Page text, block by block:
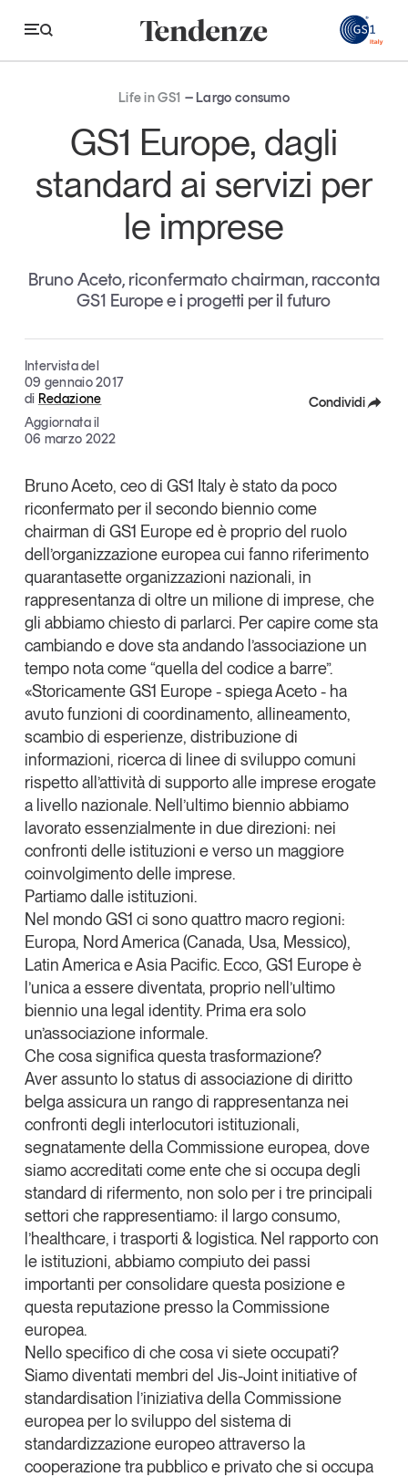
Tendenze
Economia e consumi
Innovazione
Retail e brand
Sostenibilità
Grandi temi
Magazine
Articoli
Dossier
Il Numero
Interviste
Comunicati stampa
Video
Podcast
Eventi e formazione
Tutti gli appuntamenti
Chi siamo
Newsletter
Contatti
Tendenze Journal
La nostra newsletter nella tua email
Iscriviti
Un anno di
Tendenze2026
Leggi il magazine
Tendenze è il magazine di GS1 Italy che racconta in
modo indipendente il cambiamento e le sfide del largo
consumo e dell’economia a professionisti e
consumatori
GS1 Italy GS1 Italy GS1 Italy
Tendenze
Life in GS1 Largo consumo
GS1 Europe, dagli
standard ai servizi per
le imprese
Bruno Aceto, riconfermato chairman, racconta
GS1 Europe e i progetti per il futuro
Intervista del
09 gennaio 2017
di Redazione
Aggiornata il
06 marzo 2022
Condividi
Linkedin
Copia Link
Bruno Aceto, ceo di GS1 Italyè stato da poco
riconfermato per il secondo biennio come
chairman di GS1 Europe ed è proprio del ruolo
dell’organizzazione europea cui fanno riferimento
quarantasette organizzazioni nazionali, in
rappresentanza di oltre un milione di imprese, che
gli abbiamo chiesto di parlarci. Per capire come sta
cambiando e dove sta andando l’associazione un
tempo nota come “quella del codice a barre”.
«StoricamenteGS1 Europe- spiega Aceto - ha
avuto funzioni di coordinamento, allineamento,
scambio di esperienze, distribuzione di
informazioni, ricerca di linee di sviluppo comuni
rispetto all’attività di supporto alle imprese erogate
a livello nazionale. Nell’ultimo biennio abbiamo
lavorato essenzialmente in due direzioni: nei
confronti delle istituzioni e verso un maggiore
coinvolgimento delle imprese.
Partiamo dalle istituzioni.
Nel mondo GS1 ci sono quattro macro regioni:
Europa, Nord America (Canada, Usa, Messico),
Latin America e Asia Pacific. Ecco, GS1 Europe è
l’unica a essere diventata, proprio nell’ultimo
biennio una legal identity. Prima era solo
un’associazione informale.
Che cosa significa questa trasformazione?
Aver assunto lo status di associazione di diritto
belga assicura un rango di rappresentanza nei
confronti degli interlocutori istituzionali,
segnatamente della Commissione europea, dove
siamo accreditati come ente che si occupa degli
standard di rifermento, non solo per i tre principali
settori che rappresentiamo: il largo consumo,
l’healthcare, i trasporti & logistica. Nel rapporto con
le istituzioni, abbiamo compiuto dei passi
importanti per consolidare questa posizione e
questa reputazione presso la Commissione
europea.
Nello specifico di che cosa vi siete occupati?
Siamo diventati membri del Jis-Joint initiative of
standardisation l’iniziativa della Commissione
europea per lo sviluppo del sistema di
standardizzazione europeo attraverso la
cooperazione tra pubblico e privato che si occupa